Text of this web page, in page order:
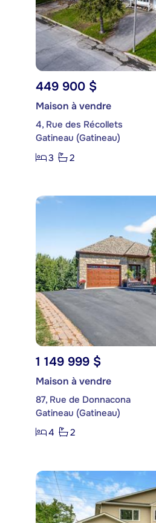
449 900 $
Maison à vendre
4, Rue des Récollets
Gatineau (Gatineau)
3
2
1 149 999 $
Maison à vendre
87, Rue de Donnacona
Gatineau (Gatineau)
4
2